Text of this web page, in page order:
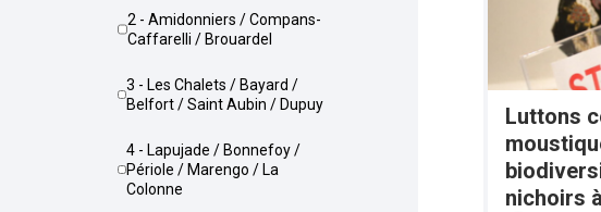
2 - Amidonniers / Compans-
Caffarelli / Brouardel
3 - Les Chalets / Bayard /
Belfort / Saint Aubin / Dupuy
4 - Lapujade / Bonnefoy /
Périole / Marengo / La
Colonne
Luttons
nichoirs